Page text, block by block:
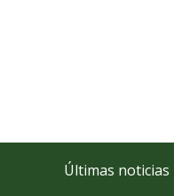
Últimas noticias